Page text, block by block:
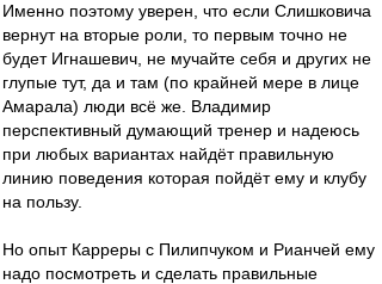
Именно поэтому уверен, что если Слишковича
вернут на вторые роли, то первым точно не
будет Игнашевич, не мучайте себя и других не
глупые тут, да и там (по крайней мере в лице
Амарала) люди всё же. Владимир
перспективный думающий тренер и надеюсь
при любых вариантах найдёт правильную
линию поведения которая пойдёт ему и клубу
на пользу.
Но опыт Карреры с Пилипчуком и Рианчей ему
надо посмотреть и сделать правильные